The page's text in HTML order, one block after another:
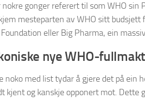
nokre gonger referert til som WHO
mesteparten av WHO sitt
Foundation eller Big Pharma, ein
nye WHO-
noko med list tydar å gjere det på ein
kjent og kanskje opponert mot. Dette